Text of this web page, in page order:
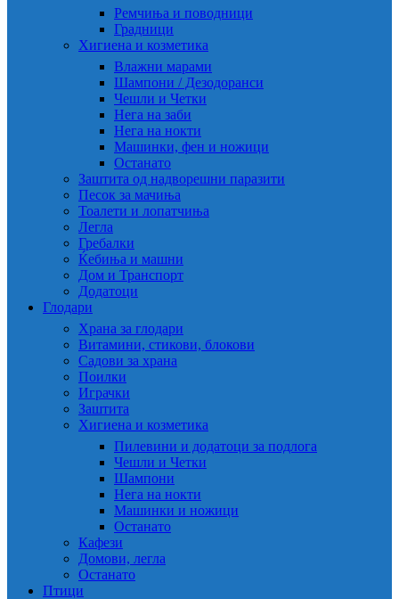
Ремчиња и поводници
Градници
Хигиена и козметика
Влажни марами
Шампони / Дезодоранси
Чешли и Четки
Нега на заби
Нега на нокти
Машинки, фен и ножици
Останато
Заштита од надворешни паразити
Песок за мачиња
Тоалети и лопатчиња
Легла
Гребалки
Ќебиња и машни
Дом и Транспорт
Додатоци
Глодари
Храна за глодари
Витамини, стикови, блокови
Садови за храна
Поилки
Играчки
Заштита
Хигиена и козметика
Пилевини и додатоци за подлога
Чешли и Четки
Шампони
Нега на нокти
Машинки и ножици
Останато
Кафези
Домови, легла
Останато
Птици